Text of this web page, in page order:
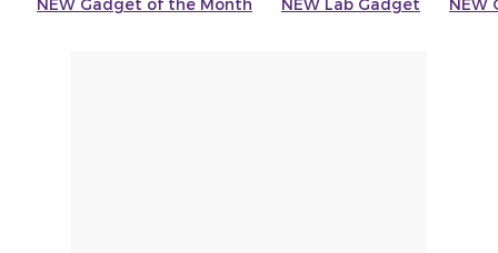
NEW Gadget of the Month NEW Lab Gadget NEW